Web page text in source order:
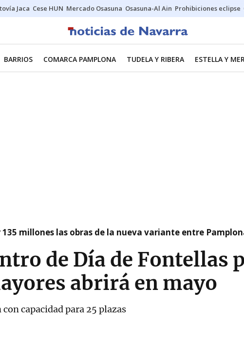
Jaca Cese HUN Mercado Osasuna Osasuna-Al Ain Prohibiciones eclipse
BARRIOS COMARCA PAMPLONA TUDELA Y RIBERA ESTELLA Y
millones las obras de la nueva variante entre
de Día de Fontellas
abrirá en mayo
capacidad para 25 plazas